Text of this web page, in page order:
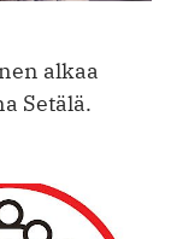
alkaa
Setälä.